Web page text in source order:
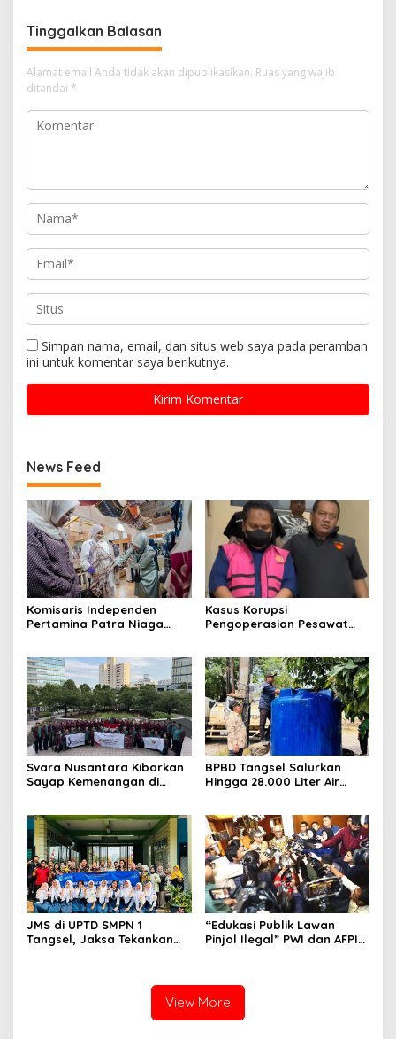
Tinggalkan Balasan
Alamat email Anda tidak akan dipublikasikan. Ruas yang wajib
ditandai *
Simpan nama, email, dan situs web saya pada peramban
ini untuk komentar saya berikutnya.
News Feed
Komisaris Independen
Pertamina Patra Niaga
Sentuhan Kemanusiaan dan
Keberlanjutan
Kasus Korupsi
Pengoperasian Pesawat
Tersangka
Svara Nusantara Kibarkan
Sayap Kemenangan di
BPBD Tangsel Salurkan
Hingga 28.000 Liter Air
Kekeringan
JMS di UPTD SMPN 1
Tangsel, Jaksa Tekankan
“Edukasi Publik Lawan
Pinjol Ilegal” PWI dan AFPI
View More